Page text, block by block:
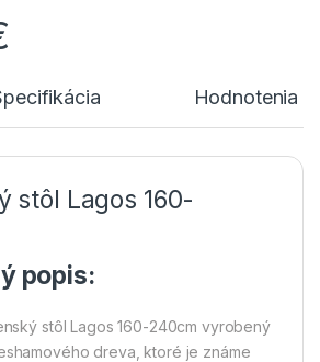
Hodnotenia
stôl Lagos 160-
popis:
stôl Lagos 160-240cm vyrobený
dreva, ktoré je známe